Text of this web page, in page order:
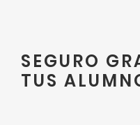
SEGURO
TUS